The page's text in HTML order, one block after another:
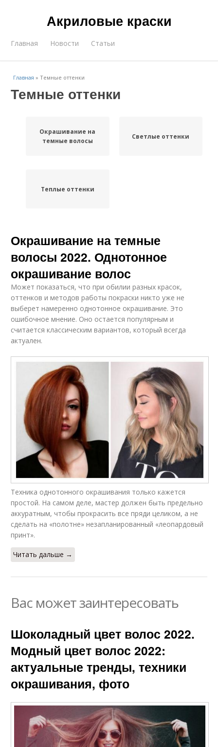
Акриловые краски
Главная Новости Статьи
Главная »Темные оттенки
Темные оттенки
Окрашивание на
темные волосы
Светлые оттенки
Теплые оттенки
Окрашивание на темные
волосы 2022. Однотонное
окрашивание волос
Может показаться, что при обилии разных красок,
оттенков и методов работы покраски никто уже не
выберет намеренно однотонное окрашивание. Это
ошибочное мнение. Оно остается популярным и
считается классическим вариантов, который всегда
актуален.
Техника однотонного окрашивания только кажется
простой. На самом деле, мастер должен быть предельно
аккуратным, чтобы прокрасить все пряди целиком, а не
сделать на «полотне» незапланированный «леопардовый
принт».
Читать дальше →
Вас может заинтересовать
Шоколадный цвет волос 2022.
Модный цвет волос 2022:
актуальные тренды, техники
окрашивания, фото